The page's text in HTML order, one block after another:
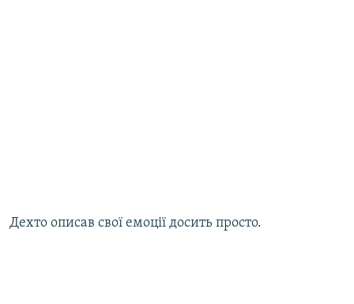
Дехто описав свої емоції досить просто.